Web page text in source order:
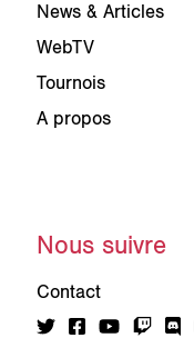
News & Articles
WebTV
Tournois
A propos
Nous suivre
Contact